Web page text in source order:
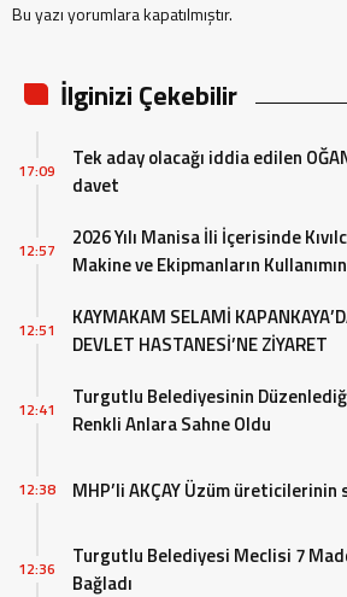
Bu yazı yorumlara kapatılmıştır.
İlginizi Çekebilir
Tek aday olacağı iddia edilen
davet
17:09
2026 Yılı Manisa İli İçerisinde
Makine ve Ekipmanların
12:57
KAYMAKAM SELAMİ
DEVLET HASTANESİ’NE ZİYARET
12:51
Turgutlu Belediyesinin
Renkli Anlara Sahne Oldu
12:41
MHP’li AKÇAY Üzüm üreticilerinin
12:38
Turgutlu Belediyesi Meclisi 7
Bağladı
12:36